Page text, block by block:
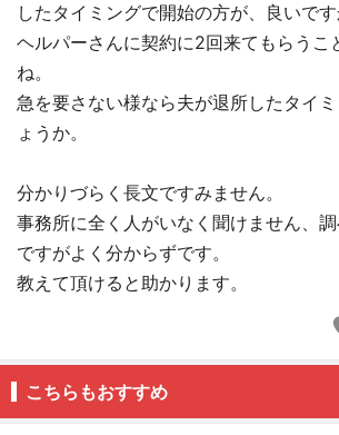
したタイミングで開始の方が、良いです
ヘルパーさんに契約に2回来てもらうこ
ね。
急を要さない様なら夫が退所したタイ
ょうか。
分かりづらく長文ですみません。
事務所に全く人がいなく聞けません、
ですがよく分からずです。
教えて頂けると助かります。
こちらもおすすめ